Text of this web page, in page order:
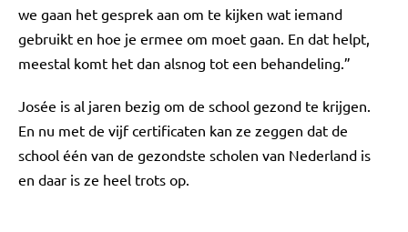
we gaan het gesprek aan om te kijken wat iemand
gebruikt en hoe je ermee om moet gaan. En dat helpt,
meestal komt het dan alsnog tot een behandeling.”
Josée is al jaren bezig om de school gezond te krijgen.
En nu met de vijf certificaten kan ze zeggen dat de
school één van de gezondste scholen van Nederland is
en daar is ze heel trots op.